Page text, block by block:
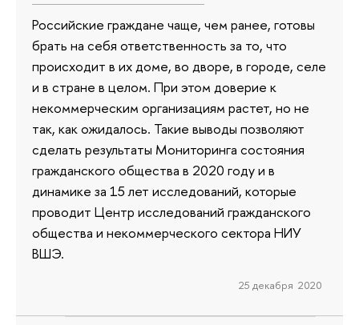
Российские граждане чаще, чем ранее, готовы
брать на себя ответственность за то, что
происходит в их доме, во дворе, в городе, селе
и в стране в целом. При этом доверие к
некоммерческим организациям растет, но не
так, как ожидалось. Такие выводы позволяют
сделать результаты Мониторинга состояния
гражданского общества в 2020 году и в
динамике за 15 лет исследований, которые
проводит Центр исследований гражданского
общества и некоммерческого сектора НИУ
ВШЭ.
25 декабря 2020